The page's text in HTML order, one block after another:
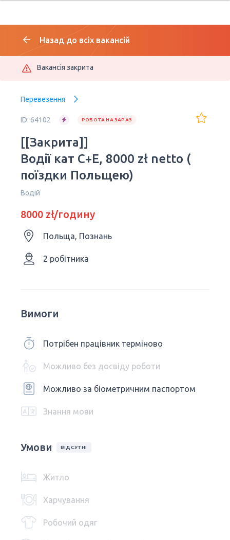
Назад до всіх вакансій
Вакансія закрита
Перевезення
ID: 64102 РОБОТА НА ЗАРАЗ
[[Закрита]]
Водiї кат С+E, 8000 zł netto (
поїздки Польщею)
Водій
8000 zł/годину
Польща, Познань
2 робітника
Вимоги
Потрібен працівник терміново
Можливо без досвіду роботи
Можливо за біометричним паспортом
Знання мови
Умови ВІДСУТНІ
Житло
Харчування
Робочий одяг